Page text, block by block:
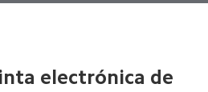
electrónica de